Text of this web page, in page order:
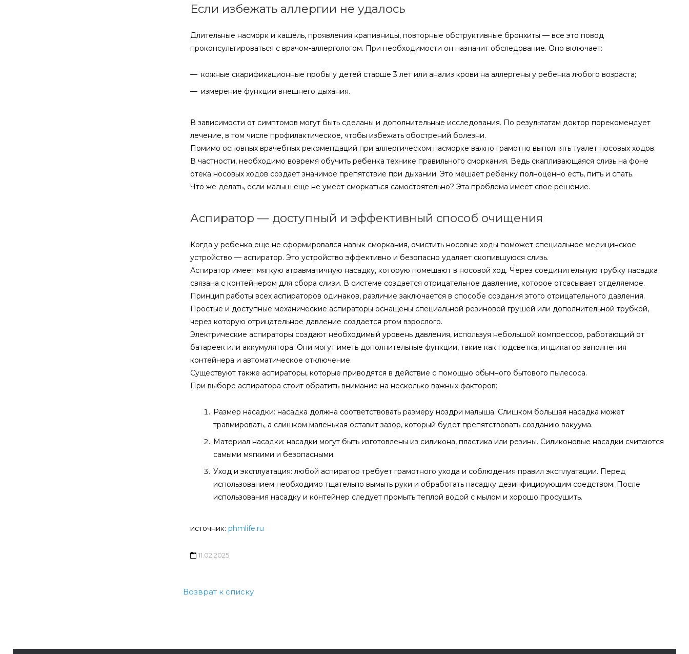
Если избежать аллергии не удалось
Длительные насморк и кашель, проявления крапивницы, повторные обструктивные бронхиты — все это повод
проконсультироваться с врачом­-аллергологом. При необходимости он назначит обследование. Оно включает:
кожные скарификационные пробы у детей старше 3 лет или анализ крови на аллергены у ребенка любого возраста;
измерение функции внешнего дыхания.
В зависимости от симптомов могут быть сделаны и дополнительные исследования. По результатам доктор порекомендует
лечение, в том числе профилактическое, чтобы избежать обострений болезни.
Помимо основных врачебных рекомендаций при аллергическом насморке важно грамотно выполнять туалет носовых ходов.
В частности, необходимо вовремя обучить ребенка технике правильного сморкания. Ведь скапливающаяся слизь на фоне
отека носовых ходов создает значимое препятствие при дыхании. Это мешает ребенку полноценно есть, пить и спать.
Что же делать, если малыш еще не умеет сморкаться самостоятельно? Эта проблема имеет свое решение.
Аспиратор — доступный и эффективный способ очищения
Когда у ребенка еще не сформировался навык сморкания, очистить носовые ходы поможет специальное медицинское
устройство — аспиратор. Это устройство эффективно и безопасно удаляет скопившуюся слизь.
Аспиратор имеет мягкую атравматичную насадку, которую помещают в носовой ход. Через соединительную трубку насадка
связана с контейнером для сбора слизи. В системе создается отрицательное давление, которое отсасывает отделяемое.
Принцип работы всех аспираторов одинаков, различие заключается в способе создания этого отрицательного давления.
Простые и доступные механические аспираторы оснащены специальной резиновой грушей или дополнительной трубкой,
через которую отрицательное давление создается ртом взрослого.
Электрические аспираторы создают необходимый уровень давления, используя небольшой компрессор, работающий от
батареек или аккумулятора. Они могут иметь дополнительные функции, такие как подсветка, индикатор заполнения
контейнера и автоматическое отключение.
Существуют также аспираторы, которые приводятся в действие с помощью обычного бытового пылесоса.
При выборе аспиратора стоит обратить внимание на несколько важных факторов:
Размер насадки: насадка должна соответствовать размеру ноздри малыша. Слишком большая насадка может
травмировать, а слишком маленькая оставит зазор, который будет препятствовать созданию вакуума.
Материал насадки: насадки могут быть изготовлены из силикона, пластика или резины. Силиконовые насадки считаются
самыми мягкими и безопасными.
Уход и эксплуатация: любой аспиратор требует грамотного ухода и соблюдения правил эксплуатации. Перед
использованием необходимо тщательно вымыть руки и обработать насадку дезинфицирующим средством. После
использования насадку и контейнер следует промыть теплой водой с мылом и хорошо просушить.
источник: phmlife.ru
11.02.2025
Возврат к списку